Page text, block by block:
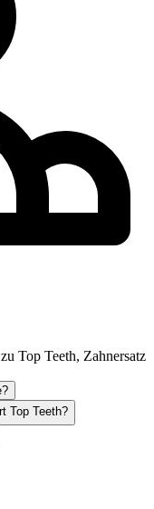
Top Teeth, Zahnersatz
Top Teeth?